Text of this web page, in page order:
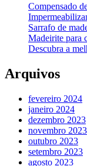
Compensado
Sarrafo de
Madeirite para
Descubra a
Arquivos
fevereiro 2024
janeiro 2024
dezembro 2023
novembro 2023
outubro 2023
setembro 2023
agosto 2023